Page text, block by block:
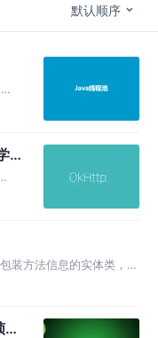
默认顺序
装方法信息的实体类，包
是否粘性事件 这个方法